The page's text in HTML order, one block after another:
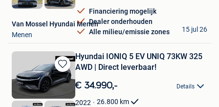
Financiering mogelijk
Dealer onderhouden
Alle milieu/emissie zones
Van Mossel Hyundai Menen
Menen
15 jul 26
Bewaren
in
Mijn
Favorieten
Hyundai IONIQ 5 EV UNIQ 73KW 325
AWD | Direct leverbaar!
€ 34.990,- Details
2022 26.800 km